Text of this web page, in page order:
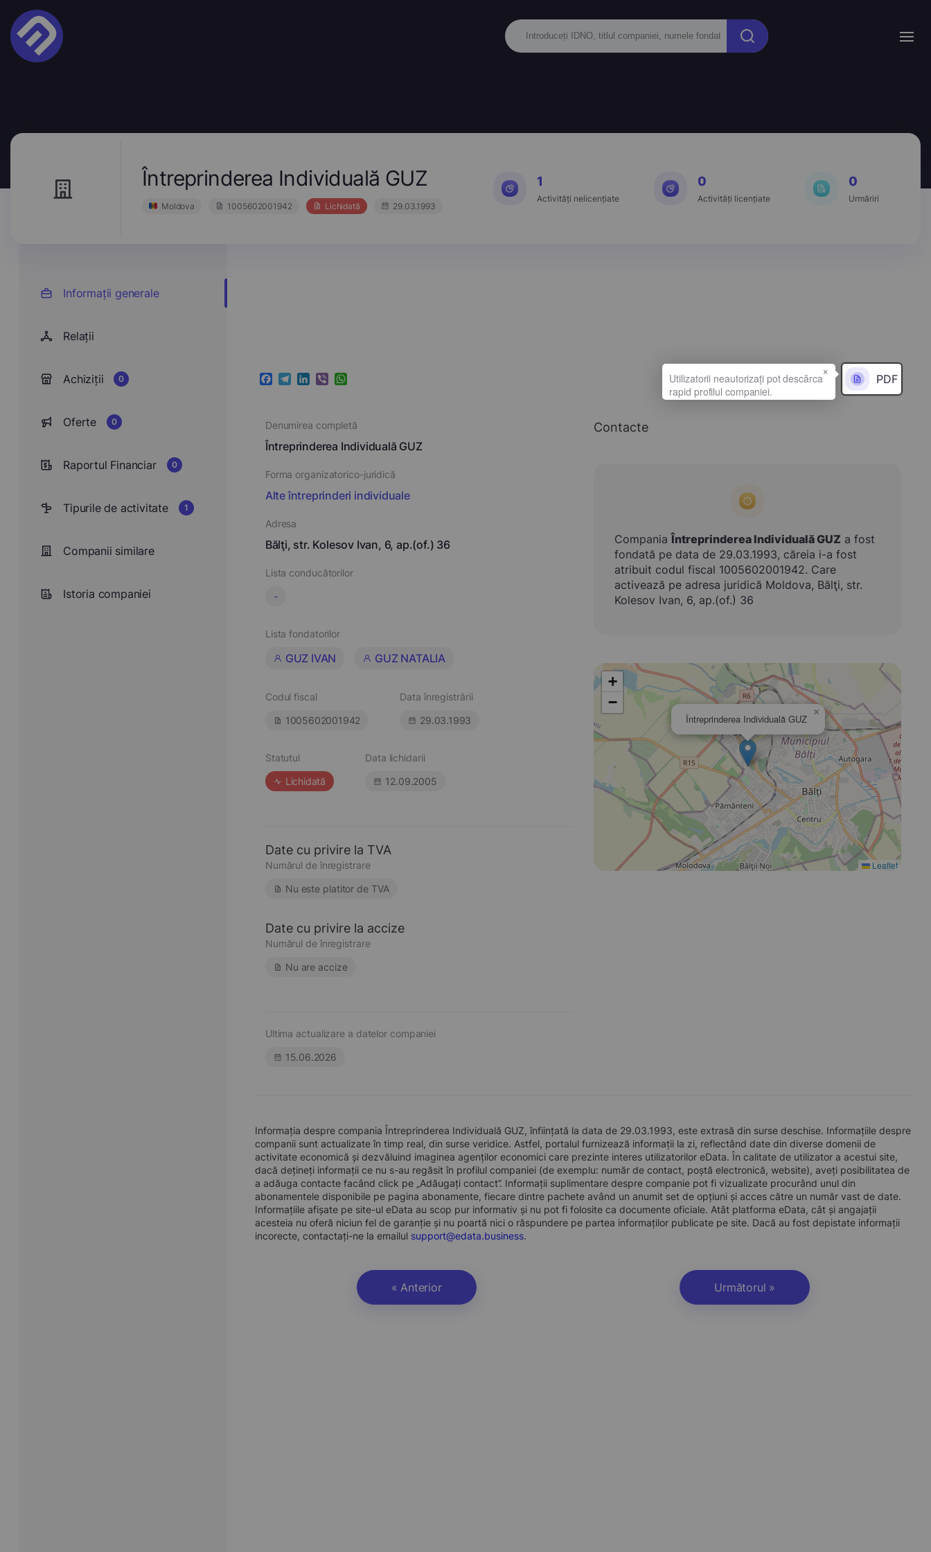
Întreprinderea Individuală GUZ
Moldova 1005602001942 Lichidată 29.03.1993
1
Activități nelicențiate
0
Activități licențiate
0
Urmăriri
Informații generale
Relații
Achiziții 0
Oferte 0
Raportul Financiar 0
Tipurile de activitate 1
Companii similare
Istoria companiei
Facebook
Telegram
LinkedIn
ViberWhatsApp PDF
Denumirea completă
Întreprinderea Individuală GUZ
Forma organizatorico-juridică
Alte întreprinderi individuale
Adresa
Bălţi, str. Kolesov Ivan, 6, ap.(of.) 36
Lista conducătorilor
-
Lista fondatorilor
GUZ IVAN GUZ NATALIA
Codul fiscal
1005602001942
Data înregistrării
29.03.1993
Statutul
Lichidată
Data lichidarii
12.09.2005
Date cu privire la TVA
Numărul de înregistrare
Nu este platitor de TVA
Date cu privire la accize
Numărul de înregistrare
Nu are accize
Ultima actualizare a datelor companiei
15.06.2026
Contacte
CompaniaÎntreprinderea Individuală GUZ a fost
fondată pe data de 29.03.1993, căreia i-a fost
atribuit codul fiscal 1005602001942. Care
activează pe adresa juridică Moldova, Bălţi, str.
Kolesov Ivan, 6, ap.(of.) 36
Întreprinderea Individuală GUZ
×
+
−
Leaflet
Informația despre compania Întreprinderea Individuală GUZ, înființată la data de 29.03.1993, este extrasă din surse deschise. Informațiile despre
companii sunt actualizate în timp real, din surse veridice. Astfel, portalul furnizează informații la zi, reflectând date din diverse domenii de
activitate economică și dezvăluind imaginea agenților economici care prezinte interes utilizatorilor eData. În calitate de utilizator a acestui site,
dacă dețineți informații ce nu s-au regăsit în profilul companiei (de exemplu: număr de contact, poștă electronică, website), aveți posibilitatea de
a adăuga contacte facând click pe „Adăugați contact”. Informații suplimentare despre companie pot fi vizualizate procurând unul din
abonamentele disponibile pe pagina abonamente, fiecare dintre pachete având un anumit set de opțiuni și acces către un număr vast de date.
Informațiile afișate pe site-ul eData au scop pur informativ și nu pot fi folosite ca documente oficiale. Atât platforma eData, cât și angajații
acesteia nu oferă niciun fel de garanție și nu poartă nici o răspundere pe partea informaților publicate pe site. Dacă au fost depistate informații
incorecte, contactați-ne la emailul support@edata.business.
« Anterior Următorul »
×